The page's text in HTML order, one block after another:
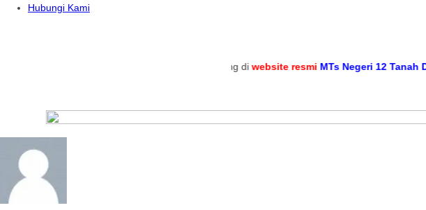
Hubungi Kami
website resmi MTs Negeri 12 Tanah Datar,